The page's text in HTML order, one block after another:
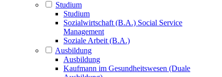
Studium
Studium
Sozialwirtschaft (B.A.) Social Service
Management
Soziale Arbeit (B.A.)
Ausbildung
Ausbildung
Kaufmann im Gesundheitswesen (Duale